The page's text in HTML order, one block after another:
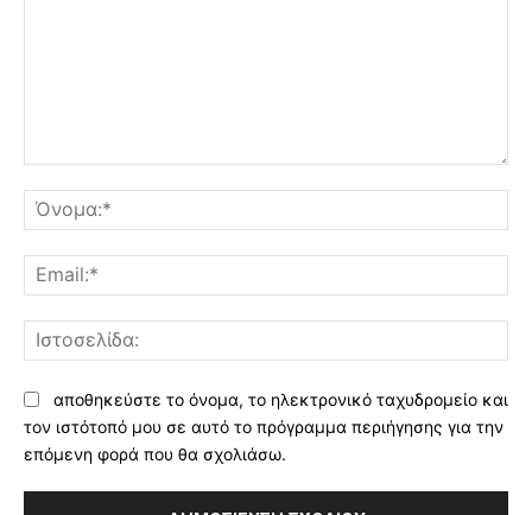
αποθηκεύστε το όνομα, το ηλεκτρονικό ταχυδρομείο και
τον ιστότοπό μου σε αυτό το πρόγραμμα περιήγησης για την
επόμενη φορά που θα σχολιάσω.